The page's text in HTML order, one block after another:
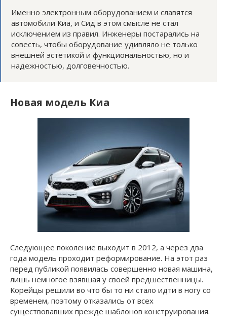
Именно электронным оборудованием и славятся
автомобили Киа, и Сид в этом смысле не стал
исключением из правил. Инженеры постарались на
совесть, чтобы оборудование удивляло не только
внешней эстетикой и функциональностью, но и
надежностью, долговечностью.
Новая модель Киа
Следующее поколение выходит в 2012, а через два
года модель проходит реформирование. На этот раз
перед публикой появилась совершенно новая машина,
лишь немногое взявшая у своей предшественницы.
Корейцы решили во что бы то ни стало идти в ногу со
временем, поэтому отказались от всех
существовавших прежде шаблонов конструирования.